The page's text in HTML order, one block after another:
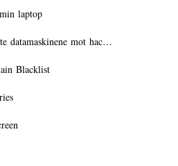
laptop
datamaskinene mot hac…
Blacklist